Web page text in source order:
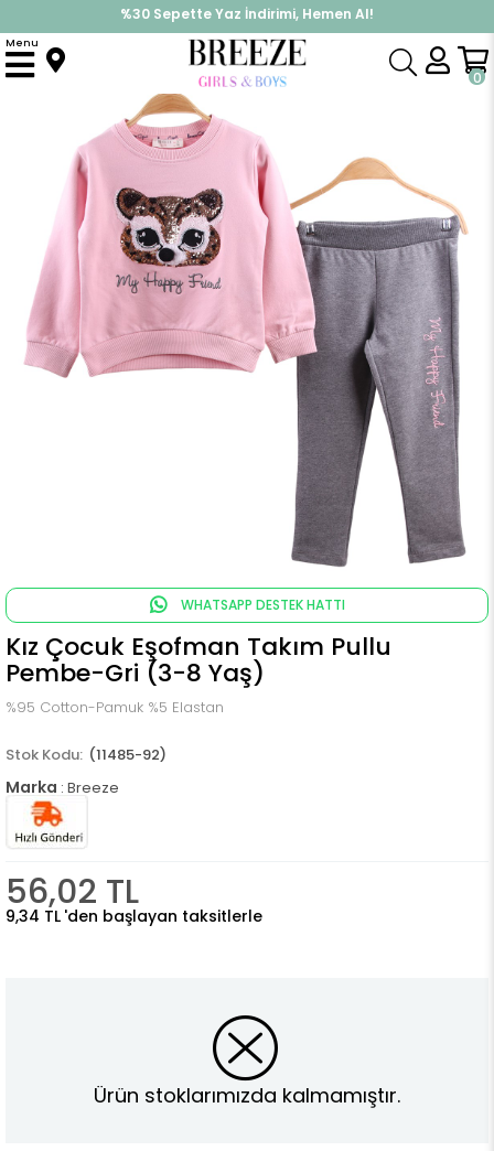
%30 Sepette Yaz İndirimi, Hemen Al!
İndirimlere ek %10 İndirimi Kap, Hemen Üye Ol!
0
Menu
Anasayfa Takımlar Eşofman Takımı Kız Çocuk Eşofman Takım Pullu Pembe-Gri (3-8 Yaş)
WHATSAPP DESTEK HATTI
Kız Çocuk Eşofman Takım Pullu
Pembe-Gri (3-8 Yaş)
%95 Cotton-Pamuk %5 Elastan
(11485-92)
Marka : Breeze
56,02 TL
9,34 TL 'den başlayan taksitlerle
Ürün stoklarımızda kalmamıştır.